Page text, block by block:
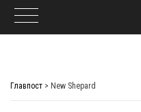
Главпост > New Shepard